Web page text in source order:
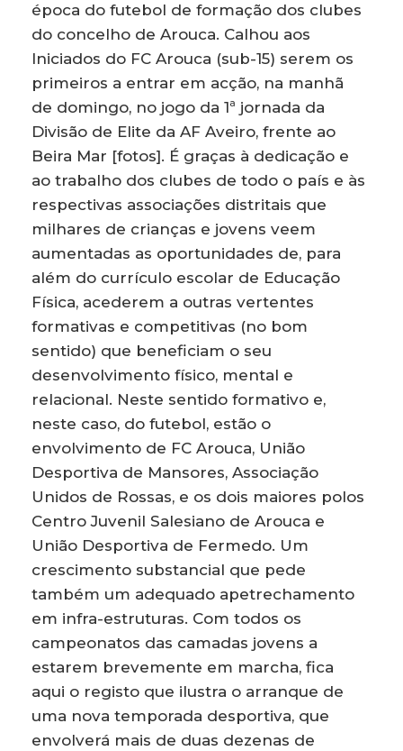
época do futebol de formação dos clubes
do concelho de Arouca. Calhou aos
Iniciados do FC Arouca (sub-15) serem os
primeiros a entrar em acção, na manhã
de domingo, no jogo da 1ª jornada da
Divisão de Elite da AF Aveiro, frente ao
Beira Mar [fotos]. É graças à dedicação e
ao trabalho dos clubes de todo o país e às
respectivas associações distritais que
milhares de crianças e jovens veem
aumentadas as oportunidades de, para
além do currículo escolar de Educação
Física, acederem a outras vertentes
formativas e competitivas (no bom
sentido) que beneficiam o seu
desenvolvimento físico, mental e
relacional. Neste sentido formativo e,
neste caso, do futebol, estão o
envolvimento de FC Arouca, União
Desportiva de Mansores, Associação
Unidos de Rossas, e os dois maiores polos
Centro Juvenil Salesiano de Arouca e
União Desportiva de Fermedo. Um
crescimento substancial que pede
também um adequado apetrechamento
em infra-estruturas. Com todos os
campeonatos das camadas jovens a
estarem brevemente em marcha, fica
aqui o registo que ilustra o arranque de
uma nova temporada desportiva, que
envolverá mais de duas dezenas de